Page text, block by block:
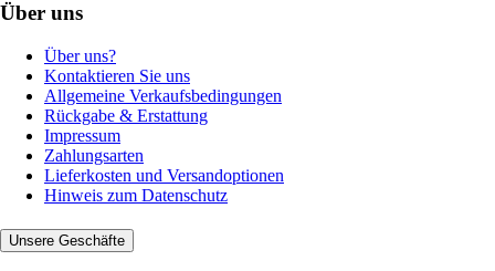
Über uns
Über uns?
Kontaktieren Sie uns
Allgemeine Verkaufsbedingungen
Rückgabe & Erstattung
Impressum
Zahlungsarten
Lieferkosten und Versandoptionen
Hinweis zum Datenschutz
Unsere Geschäfte